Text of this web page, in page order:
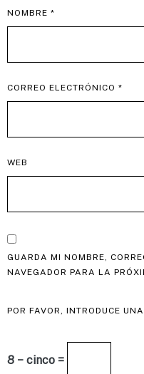
NOMBRE *
CORREO ELECTRÓNICO *
WEB
GUARDA MI NOMBRE,
NAVEGADOR PARA LA
POR FAVOR, INTRODUCE
8 − cinco =